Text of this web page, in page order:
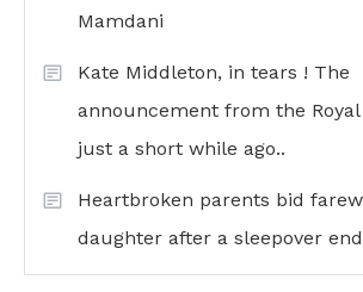
Mamdani
Kate Middleton, in tears ! The
announcement from the Royal
just a short while ago..
Heartbroken parents bid
daughter after a sleepover